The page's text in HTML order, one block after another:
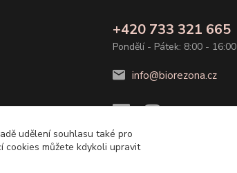
+420 733 321 665
Pondělí - Pátek: 8:00 - 16:00
info@biorezona.cz
udělení souhlasu také pro
cookies můžete kdykoli upravit